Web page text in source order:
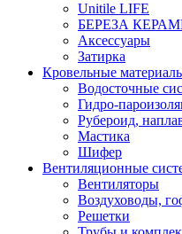
Unitile LIFE
БЕРЕЗА
Аксессуары
Затирка
Кровельные
Водосточные
Гидро-
Рубероид,
Мастика
Шифер
Вентиляционные
Вентиляторы
Воздуховоды,
Решетки